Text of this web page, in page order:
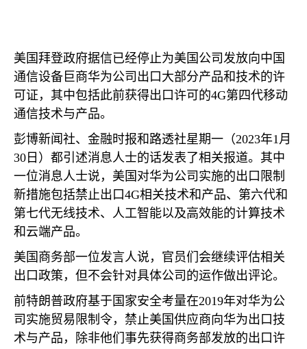
美国拜登政府据信已经停止为美国公司发放向中国
通信设备巨商华为公司出口大部分产品和技术的许
可证，其中包括此前获得出口许可的4G第四代移动
通信技术与产品。
彭博新闻社、金融时报和路透社星期一（2023年1月
30 日）都引述消息人士的话发表了相关报道。其中
一位消息人士说，美国对华为公司实施的出口限制
新措施包括禁止出口4G相关技术和产品、第六代和
第七代无线技术、人工智能以及高效能的计算技术
和云端产品。
美国商务部一位发言人说，官员们会继续评估相关
出口政策，但不会针对具体公司的运作做出评论。
前特朗普政府基于国家安全考量在2019年对华为公
司实施贸易限制令，禁止美国供应商向华为出口技
术与产品，除非他们事先获得商务部发放的出口许